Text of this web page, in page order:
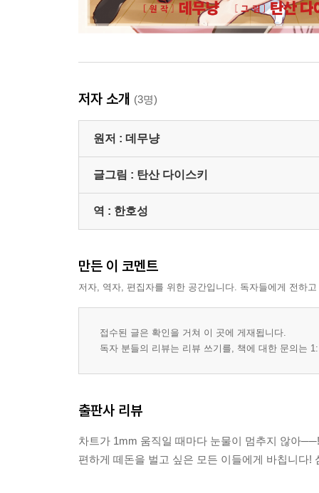
저자 소개 (3명)
원저 : 데무냥
글그림 : 탄산 다이스키
역 : 한호성
만든 이 코멘트
저자, 역자, 편집자를 위한 공간입니다. 독자들에게 전하
접수된 글은 확인을 거쳐 이 곳에 게재됩니다.
독자 분들의 리뷰는 리뷰 쓰기를, 책에 대한 문의는
출판사 리뷰
차트가 1mm 움직일 때마다 눈물이 멈추지 않아
편하게 떼돈을 벌고 싶은 모든 이들에게 바칩니다